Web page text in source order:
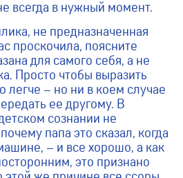
всегда в нужный момент.
не предназначенная
проскочила, поясните
для самого себя, а не
Просто чтобы выразить
легче – но ни в коем случае
ее другому. В
сознании не
папа это сказал, когда
– и все хорошо, а как
это признано